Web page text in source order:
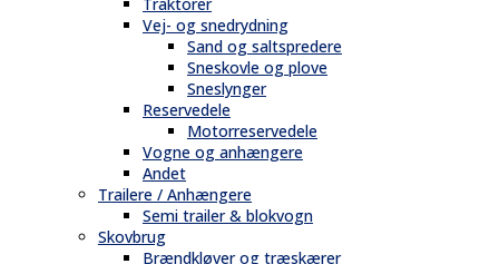
Vej- og snedrydning
Sand og saltspredere
Sneskovle og plove
Sneslynger
Reservedele
Motorreservedele
Vogne og anhængere
Andet
Trailere / Anhængere
Semi trailer & blokvogn
Skovbrug
Brændkløver og træskærer